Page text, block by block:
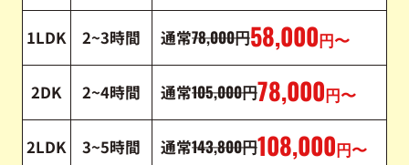
1LDK 2~3時間 通常78,000円58,000 円〜
2DK 2~4時間 通常105,000円78,000 円〜
2LDK 3~5時間 通常143,800円108,000 円〜